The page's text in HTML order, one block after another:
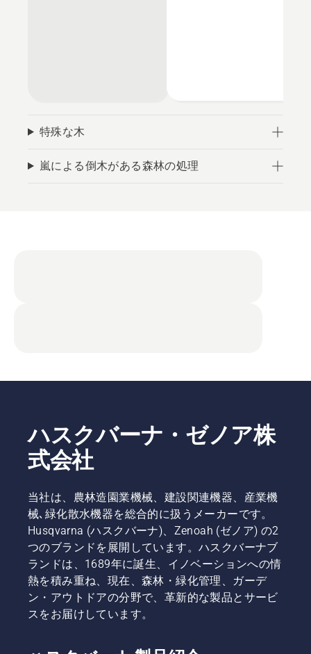
特殊な木
嵐による倒木がある森林の処理
ハスクバーナ・ゼノア株
式会社
当社は、農林造園業機械、建設関連機器、産業機
械､緑化散水機器を総合的に扱うメーカーです。
Husqvarna (ハスクバーナ)、Zenoah (ゼノア) の2
つのブランドを展開しています。ハスクバーナブ
ランドは、1689年に誕生、イノベーションへの情
熱を積み重ね、現在、森林・緑化管理、ガーデ
ン・アウトドアの分野で、革新的な製品とサービ
スをお届けしています。